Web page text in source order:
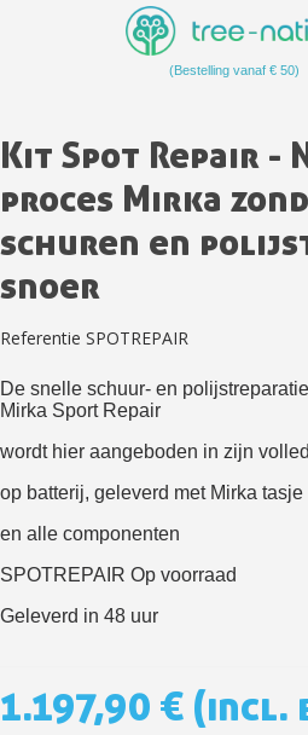
Betaling in 4x gratis vanaf
Je online offerte in
Deel je creaties en
Verzamel
Retourneer producten
5€ korting op de
10€ shopping voucher
Schrijf je in voor de
Betaling in 4x gratis vanaf
Je online offerte in
(Bestelling vanaf € 50)
Kit Spot Repair -
proces Mirka
schuren en
snoer
Referentie SPOTREPAIR
De snelle schuur- en
Mirka Sport Repair
wordt hier aangeboden in zijn
op batterij, geleverd met Mirka tasje
en alle componenten
SPOTREPAIR Op voorraad
Geleverd in 48 uur
1.197,90 € (incl.